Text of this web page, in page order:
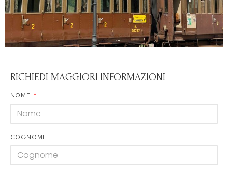
RICHIEDI MAGGIORI INFORMAZIONI
NOME
COGNOME